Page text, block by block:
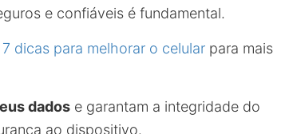
e confiáveis é fundamental.
dicas para melhorar o celular para mais
dados e garantam a integridade do
ao dispositivo.